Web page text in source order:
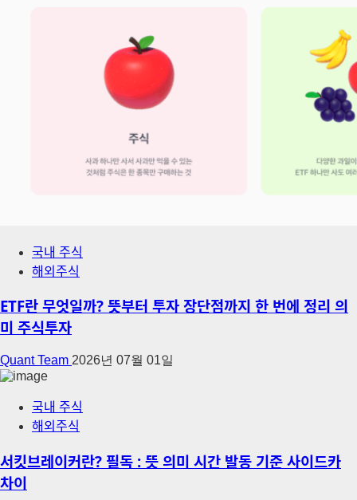
국내 주식
해외주식
ETF란 무엇일까? 뜻부터 투자 장단점까지 한 번에 정리 의
미 주식투자
Quant Team 2026년 07월 01일
국내 주식
해외주식
서킷브레이커란? 필독 : 뜻 의미 시간 발동 기준 사이드카
차이